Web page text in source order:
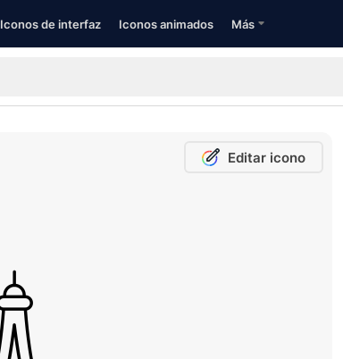
Iconos de interfaz Iconos animados Más
Editar icono